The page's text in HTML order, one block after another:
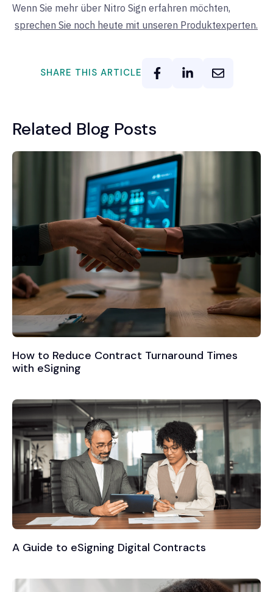
Wenn Sie mehr über Nitro Sign erfahren möchten,
sprechen Sie noch heute mit unseren Produktexperten.
SHARE THIS ARTICLE
Related Blog Posts
How to Reduce Contract Turnaround Times
with eSigning
A Guide to eSigning Digital Contracts